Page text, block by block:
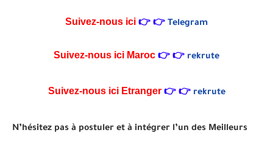
Suivez-nous ici 👉 👉 Telegram
Suivez-nous ici Maroc 👉 👉 rekrute
Suivez-nous ici Etranger👉👉 rekrute
N’hésitez pas à postuler et à intégrer l’un des Meilleurs